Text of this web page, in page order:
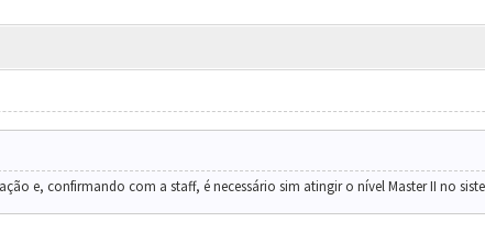
e, confirmando com a staff, é necessário sim atingir o nível Master II no